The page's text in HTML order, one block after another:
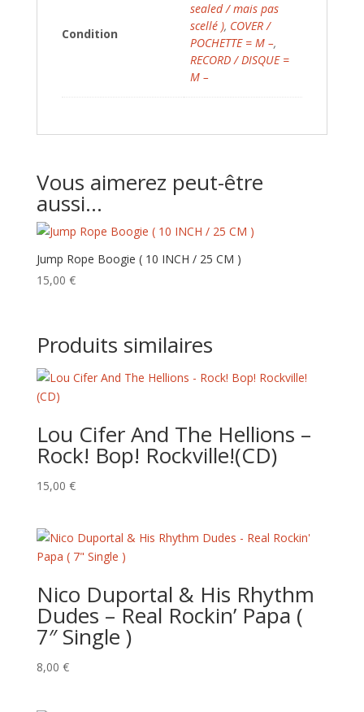
Condition
sealed / mais pas
scellé ), COVER /
POCHETTE = M –,
RECORD / DISQUE =
M –
Vous aimerez peut-être
aussi…
Jump Rope Boogie ( 10 INCH / 25 CM )
15,00 €
Produits similaires
Lou Cifer And The Hellions –
Rock! Bop! Rockville!(CD)
15,00 €
Nico Duportal & His Rhythm
Dudes – Real Rockin’ Papa (
7″ Single )
8,00 €